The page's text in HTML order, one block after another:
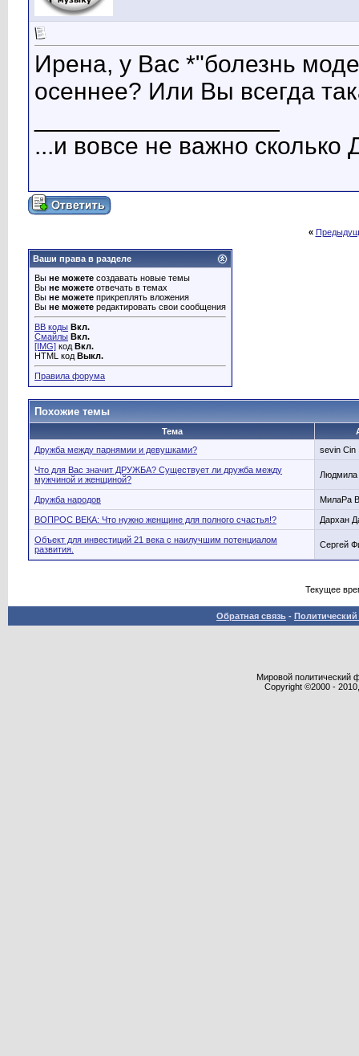
Ирена, у Вас *"болезнь
осеннее? Или Вы всегда
...и вовсе не важно сколько
«
Ваши права в разделе
Вы не можете создавать новые темы
Вы не можете отвечать в темах
Вы не можете прикреплять вложения
Вы не можете редактировать свои сообщения
BB коды Вкл.
Смайлы Вкл.
[IMG] код Вкл.
HTML код Выкл.
Правила форума
Похожие темы
Тема
Дружба между парнямии и девушками?
sevin Cin
Что для Вас значит ДРУЖБА? Существует ли дружба между
мужчиной и женщиной?
Дружба народов МилаРа
ВОПРОС ВЕКА: Что нужно женщине для полного счастья!? Дархан
Объект для инвестиций 21 века с наилучшим потенциалом
развития.
Сергей
Текущее
Обратная связь -
Мировой политический
Copyright ©2000 -